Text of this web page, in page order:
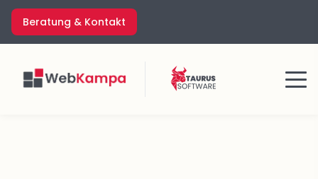
Zum
Inhalt
springen
Beratung & Kontakt
Menü